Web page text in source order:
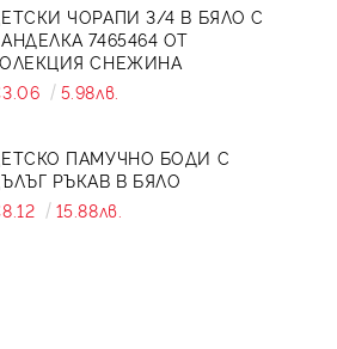
ЧОРАПИ 3/4 В БЯЛО С
7465464 ОТ
СНЕЖИНА
5.98лв.
ПАМУЧНО БОДИ С
РЪКАВ В БЯЛО
15.88лв.